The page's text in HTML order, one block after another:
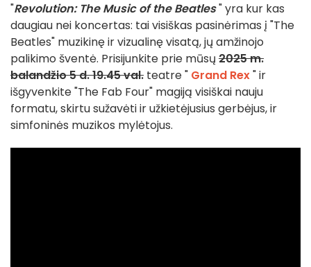
"Revolution: The Music of the Beatles" yra kur kas
daugiau nei koncertas: tai visiškas pasinėrimas į "The
Beatles" muzikinę ir vizualinę visatą, jų amžinojo
palikimo šventė. Prisijunkite prie mūsų 2025 m.
balandžio 5 d. 19.45 val. teatre " Grand Rex" ir
išgyvenkite "The Fab Four" magiją visiškai nauju
formatu, skirtu sužavėti ir užkietėjusius gerbėjus, ir
simfoninės muzikos mylėtojus.